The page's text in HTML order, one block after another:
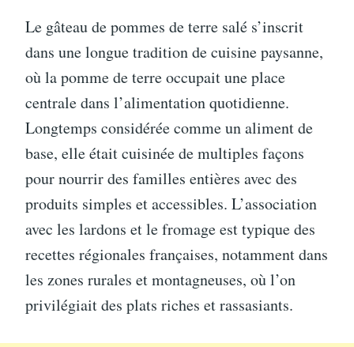
Le gâteau de pommes de terre salé s’inscrit
dans une longue tradition de cuisine paysanne,
où la pomme de terre occupait une place
centrale dans l’alimentation quotidienne.
Longtemps considérée comme un aliment de
base, elle était cuisinée de multiples façons
pour nourrir des familles entières avec des
produits simples et accessibles. L’association
avec les lardons et le fromage est typique des
recettes régionales françaises, notamment dans
les zones rurales et montagneuses, où l’on
privilégiait des plats riches et rassasiants.